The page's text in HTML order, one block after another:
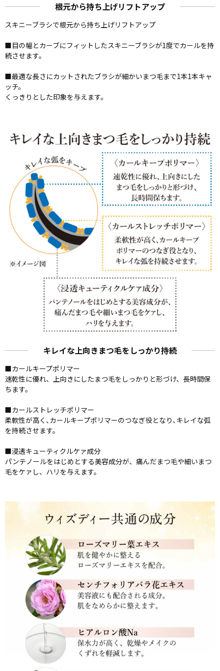
根元から持ち上げリフトアップ
スキニーブラシで根元から持ち上げリフトアップ
■目の幅とカーブにフィットしたスキニーブラシが1度でカールを持
続させます。
■最適な長さにカットされたブラシが細かいまつ毛まで1本1本キャ
ッチ。
くっきりとした印象を与えます。
キレイな上向きまつ毛をしっかり持続
■カールキープポリマー
速乾性に優れ、上向きにしたまつ毛をしっかりと形づけ、長時間保
ちます。
■カールストレッチポリマー
柔軟性が高く､カールキープポリマーのつなぎ役となり､キレイな弧
を持続させます。
■浸透キューティクルケァ成分
パンテノールをはじめとする美容成分が、痛んだまつ毛や細いまつ
毛をケァし、ハリを与えます。